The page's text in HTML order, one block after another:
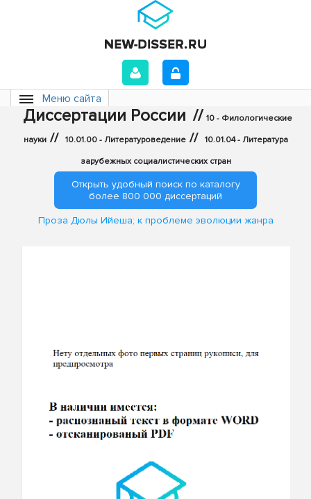
Меню сайта
Диссертации России // 10 - Филологические
науки // 10.01.00 - Литературоведение // 10.01.04 - Литература
зарубежных социалистических стран
Открыть удобный поиск по каталогу
более 800 000 диссертаций
Проза Дюлы Ийеша; к проблеме эволюции жанра